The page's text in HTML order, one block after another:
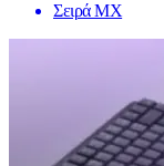
Σειρά MX